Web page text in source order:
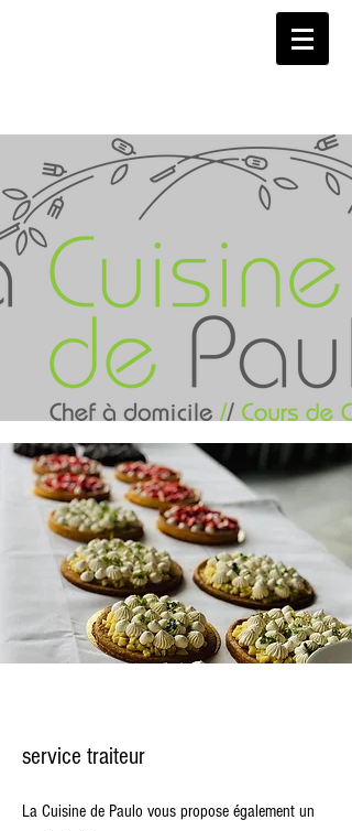
service traiteur
La Cuisine de Paulo vous propose également un